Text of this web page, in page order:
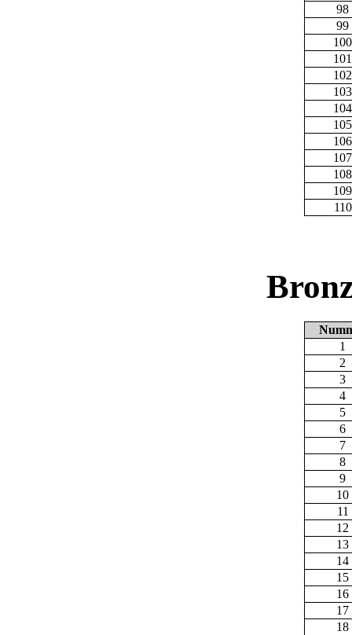
98
99
100
101
102
103
104
105
106
107
108
109
110
1
2
3
4
5
6
7
8
9
10
11
12
13
14
15
16
17
18